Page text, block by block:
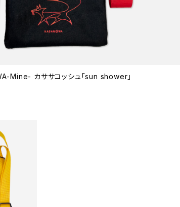
Mine- カササコッシュ「sun shower」